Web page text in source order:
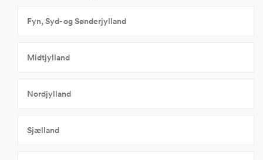
Fyn, Syd- og Sønderjylland
Midtjylland
Nordjylland
Sjælland